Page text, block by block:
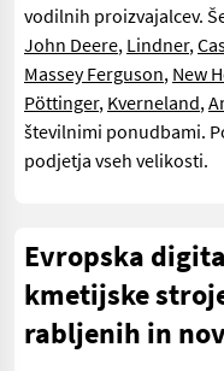
vodilnih proizvajalcev.
John Deere, Lindner,
Massey Ferguson, New
Pöttinger, Kverneland,
številnimi ponudbami.
podjetja vseh velikosti.
Evropska
kmetijske
rabljenih in